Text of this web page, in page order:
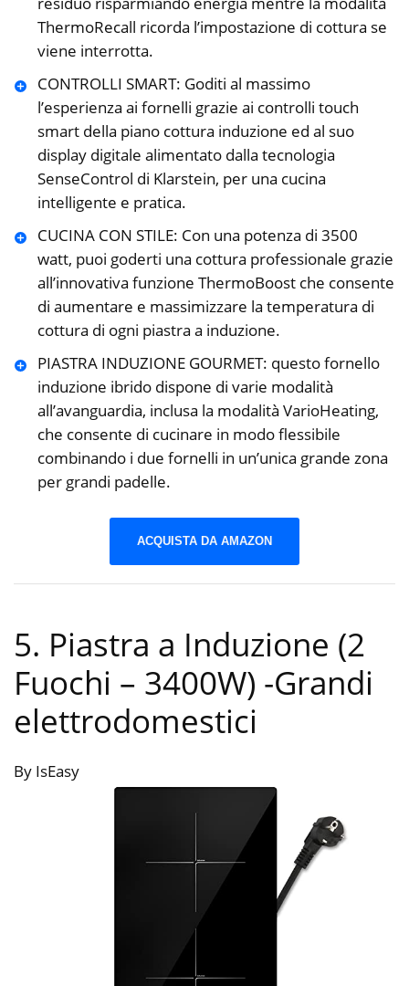
ThermoRecall ricorda l’impostazione di cottura se
viene interrotta.
CONTROLLI SMART: Goditi al massimo
l’esperienza ai fornelli grazie ai controlli touch
smart della piano cottura induzione ed al suo
display digitale alimentato dalla tecnologia
SenseControl di Klarstein, per una cucina
intelligente e pratica.
CUCINA CON STILE: Con una potenza di 3500
watt, puoi goderti una cottura professionale grazie
all’innovativa funzione ThermoBoost che consente
di aumentare e massimizzare la temperatura di
cottura di ogni piastra a induzione.
PIASTRA INDUZIONE GOURMET: questo fornello
induzione ibrido dispone di varie modalità
all’avanguardia, inclusa la modalità VarioHeating,
che consente di cucinare in modo flessibile
combinando i due fornelli in un’unica grande zona
per grandi padelle.
ACQUISTA DA AMAZON
5. Piastra a Induzione (2
Fuochi – 3400W) -Grandi
elettrodomestici
By IsEasy